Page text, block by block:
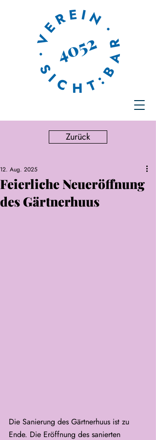
Zurück
Feierliche Neueröffnung
des Gärtnerhuus
12. Aug. 2025
Die Sanierung des Gärtnerhuus ist zu
Ende. Die Eröffnung des sanierten